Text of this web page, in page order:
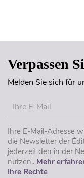
Verpassen
Melden Sie sich für
Ihre E-Mail-Adresse
die Newsletter der
jederzeit den in der
nutzen.. Mehr
Ihre Rechte